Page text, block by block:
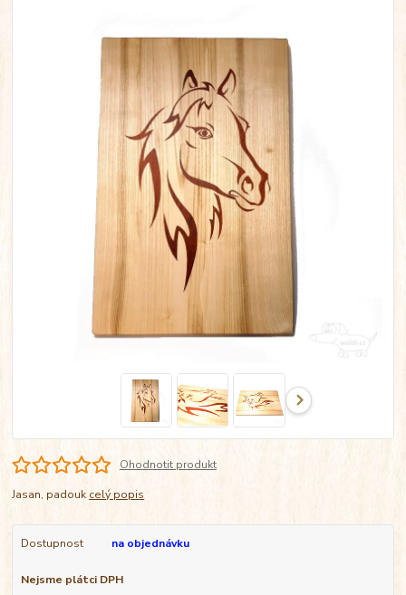
Ohodnotit produkt
Jasan, padouk celý popis
Dostupnost na objednávku
Nejsme plátci DPH